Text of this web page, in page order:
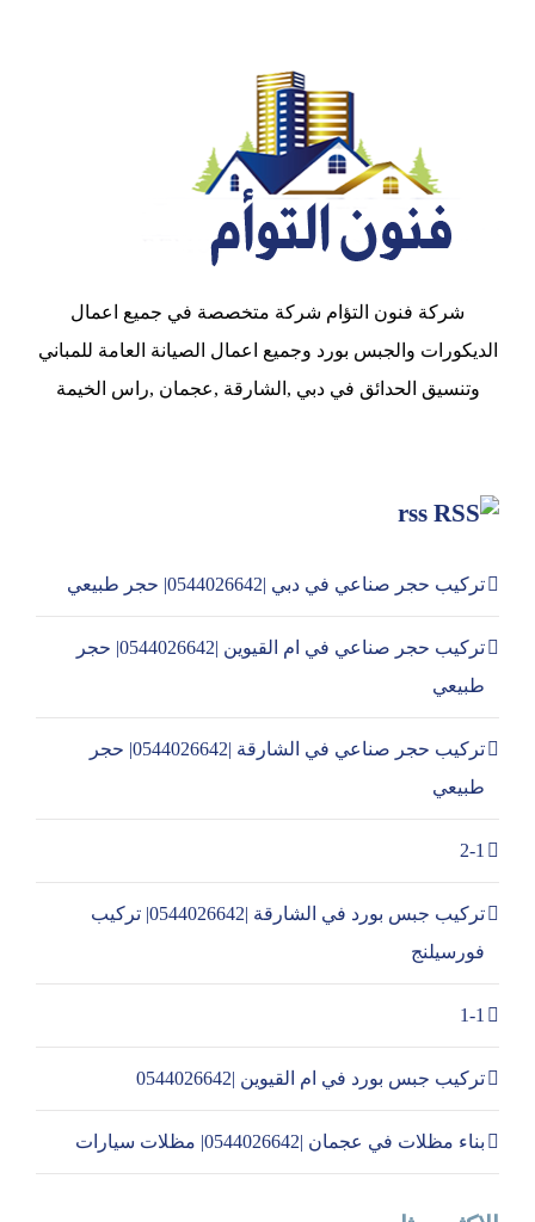
شركة فنون التؤام شركة متخصصة في جميع اعمال
الديكورات والجبس بورد وجميع اعمال الصيانة العامة للمباني
وتنسيق الحدائق في دبي ,الشارقة ,عجمان ,راس الخيمة
rss
تركيب حجر صناعي في دبي |0544026642| حجر طبيعي
تركيب حجر صناعي في ام القيوين |0544026642| حجر
طبيعي
تركيب حجر صناعي في الشارقة |0544026642| حجر
طبيعي
2-1
تركيب جبس بورد في الشارقة |0544026642| تركيب
فورسيلنج
1-1
تركيب جبس بورد في ام القيوين |0544026642
بناء مظلات في عجمان |0544026642| مظلات سيارات